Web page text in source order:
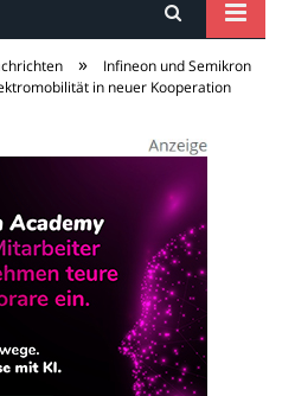
»
Infineon und Semikron
in neuer Kooperation